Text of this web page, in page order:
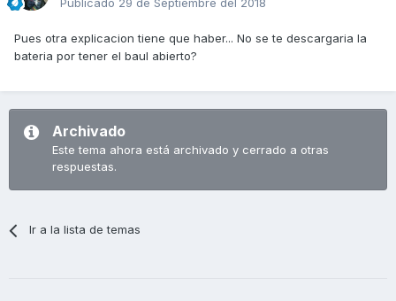
Publicado 29 de Septiembre del 2018
Pues otra explicacion tiene que haber... No se te descargaria la
bateria por tener el baul abierto?
Archivado
Este tema ahora está archivado y cerrado a otras
respuestas.
Ir a la lista de temas